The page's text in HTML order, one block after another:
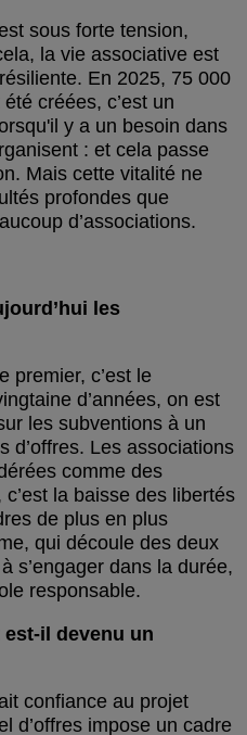
sous forte tension,
la vie associative est
En 2025, 75 000
créées, c’est un
y a un besoin dans
: et cela passe
Mais cette vitalité ne
profondes que
d’associations.
les
premier, c’est le
d’années, on est
les subventions à un
d’offres. Les associations
comme des
la baisse des libertés
de plus en plus
qui découle des deux
s’engager dans la durée,
responsable.
il devenu un
confiance au projet
d’offres impose un cadre